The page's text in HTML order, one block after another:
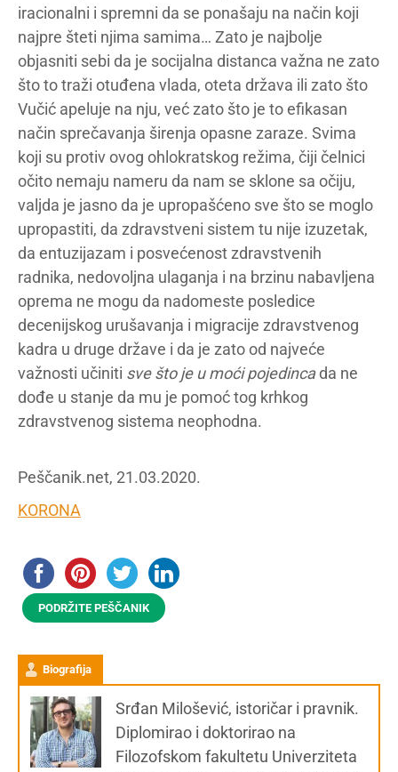
iracionalni i spremni da se ponašaju na način koji
najpre šteti njima samima… Zato je najbolje
objasniti sebi da je socijalna distanca važna ne zato
što to traži otuđena vlada, oteta država ili zato što
Vučić apeluje na nju, već zato što je to efikasan
način sprečavanja širenja opasne zaraze. Svima
koji su protiv ovog ohlokratskog režima, čiji čelnici
očito nemaju nameru da nam se sklone sa očiju,
valjda je jasno da je upropašćeno sve što se moglo
upropastiti, da zdravstveni sistem tu nije izuzetak,
da entuzijazam i posvećenost zdravstvenih
radnika, nedovoljna ulaganja i na brzinu nabavljena
oprema ne mogu da nadomeste posledice
decenijskog urušavanja i migracije zdravstvenog
kadra u druge države i da je zato od najveće
važnosti učiniti sve što je u moći pojedincada ne
dođe u stanje da mu je pomoć tog krhkog
zdravstvenog sistema neophodna.
Peščanik.net, 21.03.2020.
KORONA
PODRŽITE PEŠČANIK
Biografija
Srđan Milošević, istoričar i pravnik.
Diplomirao i doktorirao na
Filozofskom fakultetu Univerziteta